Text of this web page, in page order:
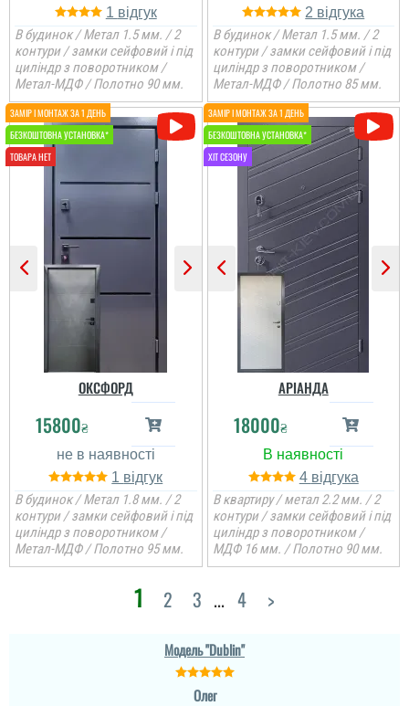
читати всі відгуки
1
В будинок / Метал 1.5 мм. / 2
контури / замки сейфовий і під
циліндр з поворотником /
Метал-МДФ / Полотно 90 мм.
2
В будинок / Метал 1.5 мм. / 2
контури / замки сейфовий і під
циліндр з поворотником /
Метал-МДФ / Полотно 85 мм.
ОКСФОРД
15800₴
1
В будинок / Метал 1.8 мм. / 2
контури / замки сейфовий і під
циліндр з поворотником /
Метал-МДФ / Полотно 95 мм.
АРІАНДА
18000₴
4
В квартиру / метал 2.2 мм. / 2
контури / замки сейфовий і під
циліндр з поворотником /
МДФ 16 мм. / Полотно 90 мм.
1 2 3 ... 4 >
Модель "Dublin"
Олег